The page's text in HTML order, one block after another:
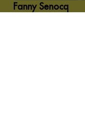
Fanny Senocq